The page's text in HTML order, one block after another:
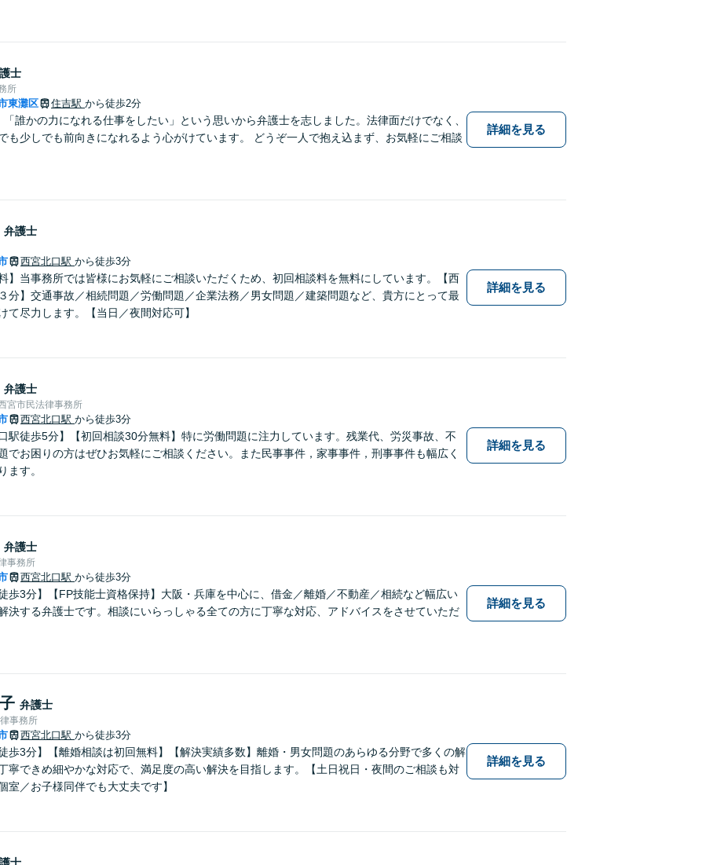
士
所
東灘区 住吉駅 から徒歩2分
「誰かの力になれる仕事をしたい」という思いから弁護士を志しました。法律面だけでなく、
も少しでも前向きになれるよう心がけています。 どうぞ一人で抱え込まず、お気軽にご相談
詳細を見る
弁護士
西宮北口駅 から徒歩3分
】当事務所では皆様にお気軽にご相談いただくため、初回相談料を無料にしています。【西
分】交通事故／相続問題／労働問題／企業法務／男女問題／建築問題など、貴方にとって最
て尽力します。【当日／夜間対応可】
詳細を見る
弁護士
宮市民法律事務所
西宮北口駅 から徒歩3分
駅徒歩5分】【初回相談30分無料】特に労働問題に注力しています。残業代、労災事故、不
でお困りの方はぜひお気軽にご相談ください。また民事事件，家事事件，刑事事件も幅広く
ます。
詳細を見る
弁護士
事務所
西宮北口駅 から徒歩3分
歩3分】【FP技能士資格保持】大阪・兵庫を中心に、借金／離婚／不動産／相続など幅広い
決する弁護士です。相談にいらっしゃる全ての方に丁寧な対応、アドバイスをさせていただ
詳細を見る
弁護士
事務所
西宮北口駅 から徒歩3分
歩3分】【離婚相談は初回無料】【解決実績多数】離婚・男女問題のあらゆる分野で多くの解
寧できめ細やかな対応で、満足度の高い解決を目指します。【土日祝日・夜間のご相談も対
室／お子様同伴でも大丈夫です】
詳細を見る
士